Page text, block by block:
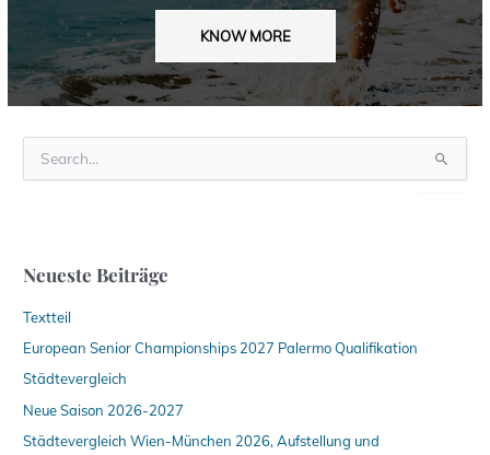
KNOW MORE
n
c
h
Neueste Beiträge
Textteil
European Senior Championships 2027 Palermo Qualifikation
Städtevergleich
Neue Saison 2026-2027
Städtevergleich Wien-München 2026, Aufstellung und